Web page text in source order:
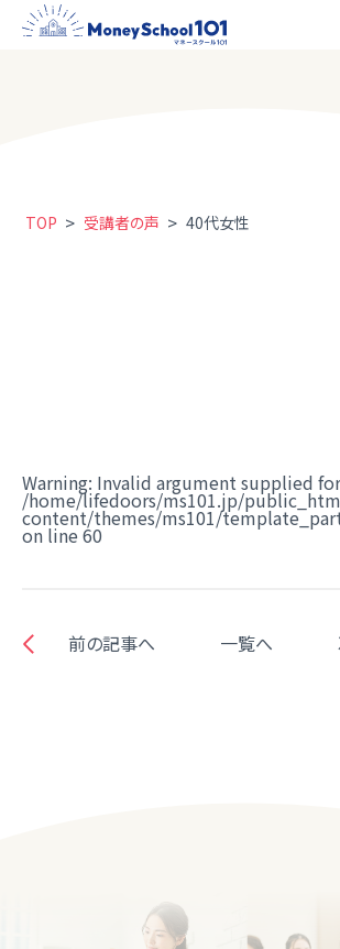
TOP > 受講者の声 > 40代女性
Warning: Invalid argument supplied
/home/lifedoors/ms101.jp/
content/themes/ms101/
on line 60
前の記事へ 一覧へ